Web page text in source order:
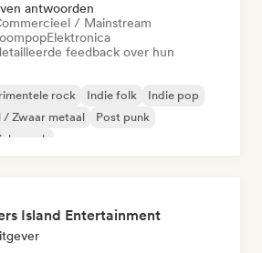
antwoorden
/ Mainstream
Elektronica
feedback over hun
rock Indie folk
Indie pop
/ Zwaar metaal
Post punk
rock
Island Entertainment